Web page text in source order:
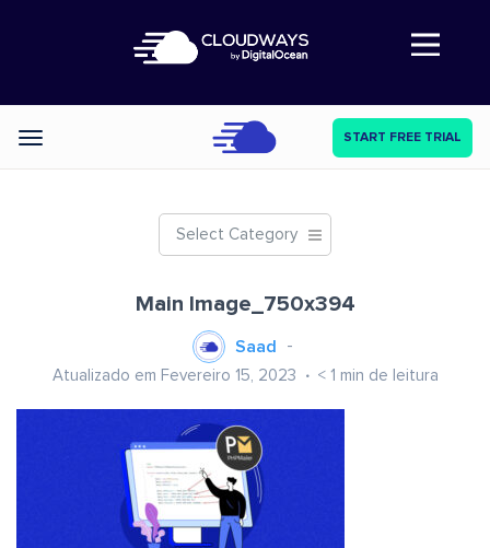
Abre a navegação
Categories START FREE TRIAL
Select Category
Main Image_750x394
Saad
Atualizado em Fevereiro 15, 2023 < 1 min de leitura